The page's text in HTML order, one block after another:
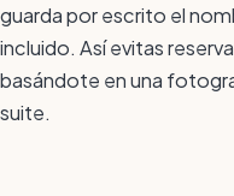
guarda por escrito el
incluido. Así evitas
basándote en una
suite.